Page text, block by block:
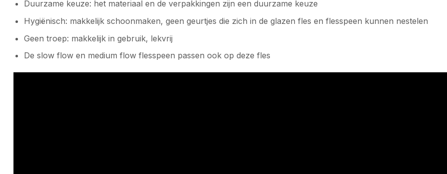
Duurzame keuze: het materiaal en de verpakkingen zijn een duurzame keuze
Hygiënisch: makkelijk schoonmaken, geen geurtjes die zich in de glazen fles en flesspeen kunnen nestelen
Geen troep: makkelijk in gebruik, lekvrij
De slow flow en medium flow flesspeen passen ook op deze fles